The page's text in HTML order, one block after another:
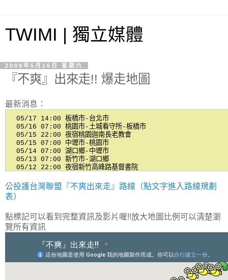
TWIMI | 獨立媒體
2009年5月16日 星期六
『不爽』出來走!! 爆走地圖
最新消息：
公投護台灣聯盟『不爽出來走』路線（點文字進入路線規劃
表）
點標記可以看到完整資訊及影片喔!!放大地圖比例可以清楚瀏
覽所有資訊